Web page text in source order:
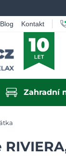
Blog Kontakt
Zahradní